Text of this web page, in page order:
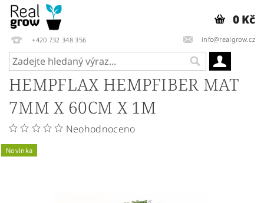
+420 732 348 356 info@realgrow.cz
0 Kč
HEMPFLAX HEMPFIBER MAT
7MM X 60CM X 1M
Neohodnoceno
Novinka